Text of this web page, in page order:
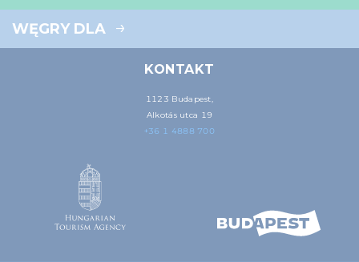
WĘGRY DLA
KONTAKT
1123 Budapest,
Alkotás utca 19
+36 1 4888 700